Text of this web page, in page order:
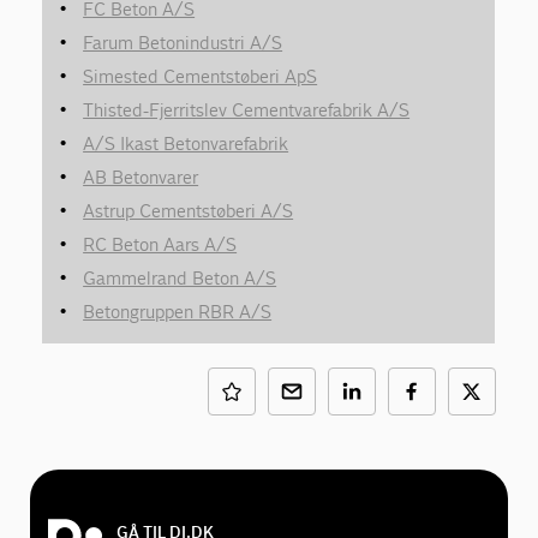
FC Beton A/S
Farum Betonindustri A/S
Simested Cementstøberi ApS
Thisted-Fjerritslev Cementvarefabrik A/S
A/S Ikast Betonvarefabrik
AB Betonvarer
Astrup Cementstøberi A/S
RC Beton Aars A/S
Gammelrand Beton A/S
Betongruppen RBR A/S
GÅ TIL DI.DK